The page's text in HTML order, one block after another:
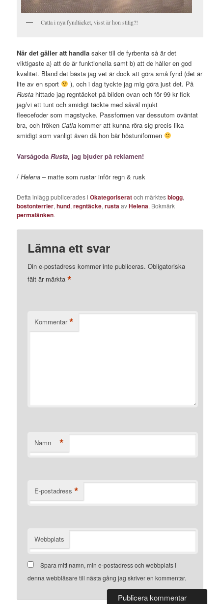
Catla i nya fyndtäcket, visst är hon stilig?!
När det gäller att handla saker till de fyrbenta så är det
viktigaste a) att de är funktionella samt b) att de håller en god
kvalitet. Bland det bästa jag vet är dock att göra små fynd (det är
lite av en sport
), och i dag tyckte jag mig göra just det. På
Rusta hittade jag regntäcket på bilden ovan och för 99 kr fick
jag/vi ett tunt och smidigt täckte med såväl mjukt
fleecefoder som magstycke. Passformen var dessutom oväntat
bra, och frökenCatla kommer att kunna röra sig precis lika
smidigt som vanligt även då hon bär höstuniformen
VarsågodaRusta, jag bjuder på reklamen!
/Helena – matte som rustar inför regn & rusk
Detta inlägg publicerades iOkategoriseratoch märktesblogg,
bostonterrier,hund,regntäcke,rusta avHelena. Bokmärk
permalänken.
Lämna ett svar
Din e-postadress kommer inte publiceras. Obligatoriska
fält är märkta*
Kommentar *
Namn *
E-postadress *
Webbplats
Spara mitt namn, min e-postadress och webbplats i
denna webbläsare till nästa gång jag skriver en kommentar.